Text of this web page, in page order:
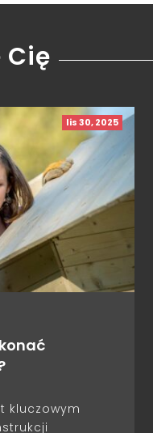
lis 30, 2025
kluczowym